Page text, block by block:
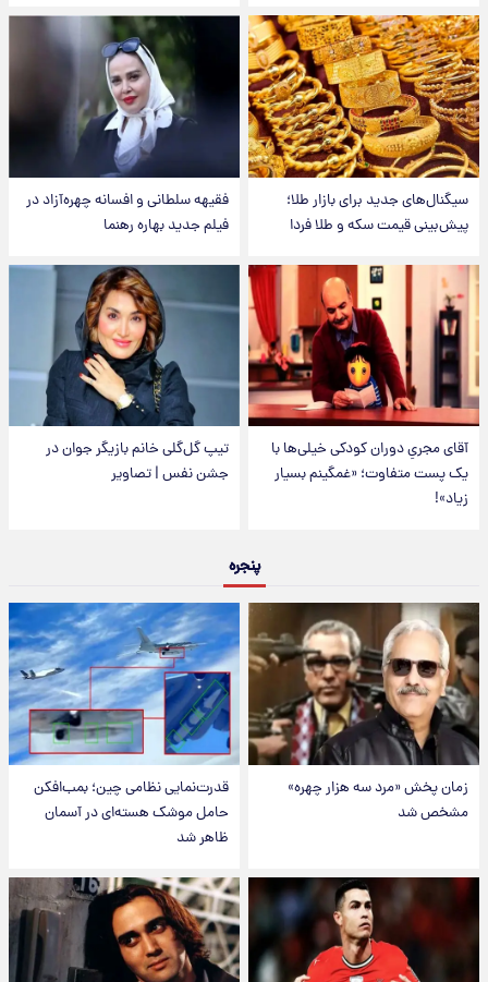
سیگنال‌های جدید برای بازار طلا؛
پیش‌بینی قیمت سکه و طلا فردا
فقیهه سلطانی و افسانه چهره‌آزاد در
فیلم جدید بهاره رهنما
آقای مجریِ دوران کودکی خیلی‌ها با
یک پست متفاوت؛ «غمگینم بسیار
زیاد»!
تیپ گل‌گلی خانم بازیگر جوان در
جشن نفس | تصاویر
پنجره
زمان پخش «مرد سه هزار چهره»
مشخص شد
قدرت‌نمایی نظامی چین؛ بمب‌افکن
حامل موشک هسته‌ای در آسمان
ظاهر شد